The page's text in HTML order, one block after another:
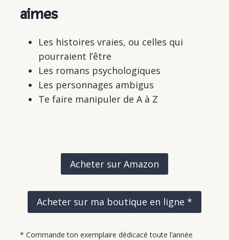
aimes
Les histoires vraies, ou celles qui
pourraient l’être
Les romans psychologiques
Les personnages ambigus
Te faire manipuler de A à Z
Acheter sur Amazon
Acheter sur ma boutique en ligne *
* Commande ton exemplaire dédicacé toute l’année